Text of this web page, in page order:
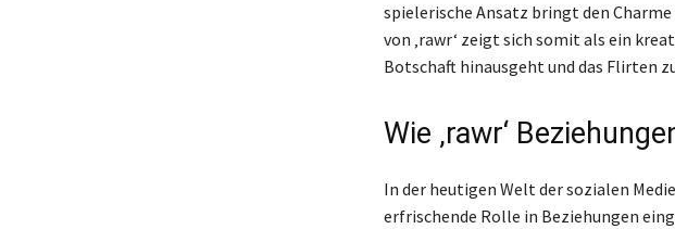
spielerische Ansatz bringt den
von ‚rawr‘ zeigt sich somit als ein
Botschaft hinausgeht und das Flirten
Wie ‚rawr‘
In der heutigen Welt der sozialen
erfrischende Rolle in Beziehungen